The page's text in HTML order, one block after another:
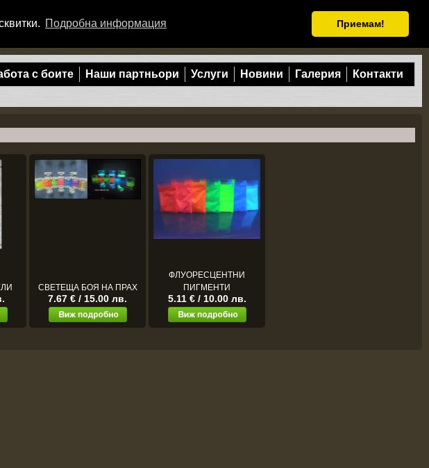
Подробна информация Приемам!
с боите Наши партньори Услуги Новини Галерия Контакти
СВЕТЕЩА БОЯ НА ПРАХ
7.67 € / 15.00 лв.
ФЛУОРЕСЦЕНТНИ
ПИГМЕНТИ
5.11 € / 10.00 лв.